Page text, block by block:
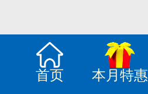
首页 本月特惠